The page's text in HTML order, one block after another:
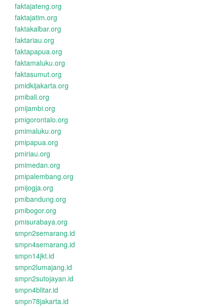
faktajateng.org
faktajatim.org
faktakalbar.org
faktariau.org
faktapapua.org
faktamaluku.org
faktasumut.org
pmidkijakarta.org
pmibali.org
pmijambi.org
pmigorontalo.org
pmimaluku.org
pmipapua.org
pmiriau.org
pmimedan.org
pmipalembang.org
pmijogja.org
pmibandung.org
pmibogor.org
pmisurabaya.org
smpn2semarang.id
smpn4semarang.id
smpn14jkt.id
smpn2lumajang.id
smpn2sutojayan.id
smpn4blitar.id
smpn78jakarta.id